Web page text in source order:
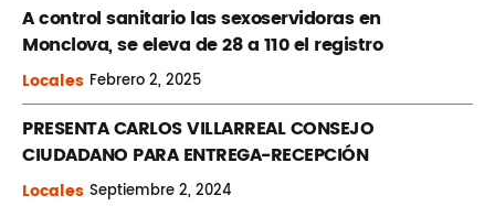
A control sanitario las sexoservidoras en
Monclova, se eleva de 28 a 110 el registro
Locales Febrero2, 2025
PRESENTA CARLOS VILLARREAL CONSEJO
CIUDADANO PARA ENTREGA-RECEPCIÓN
Locales Septiembre2, 2024